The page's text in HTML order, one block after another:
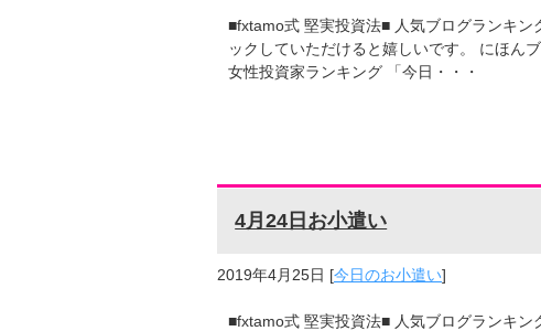
■fxtamo式 堅実投資法■ 人気ブログランキン
ックしていただけると嬉しいです。 にほん
女性投資家ランキング 「今日・・・
4月24日お小遣い
2019年4月25日 [今日のお小遣い]
■fxtamo式 堅実投資法■ 人気ブログランキン